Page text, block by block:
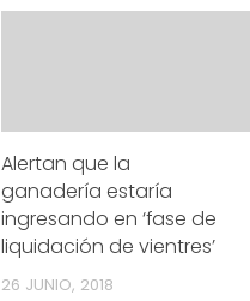
Alertan que la
ganadería estaría
ingresando en ‘fase de
liquidación de vientres’
26 JUNIO, 2018